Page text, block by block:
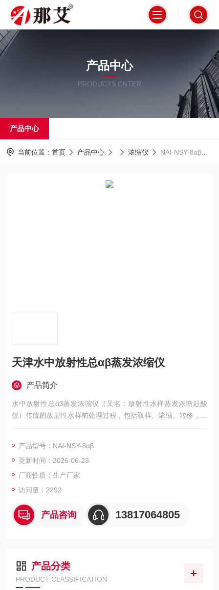
产品中心
PRODUCTS CNTER
产品中心
当前位置： 首页 产品中心 浓缩仪 NAI-NSY-8αβ天津水中放射性总αβ蒸发浓缩仪
天津水中放射性总αβ蒸发浓缩仪
产品简介
水中放射性总αβ蒸发浓缩仪（又名：放射性水样蒸发浓缩赶酸
仪）传统的放射性水样前处理过程，包括取样、浓缩、转移，洗
涤，灼烧，灰化，称重等一系列环节，浓缩加热时样品量不得超
整个水样前处理过程相当漫长和繁琐，天津水中放射性总αβ蒸发
浓缩仪给实验人员带来很多不便。天津水中放射性总αβ蒸发浓缩
仪
产品型号：NAI-NSY-8αβ
更新时间：2026-06-23
厂商性质：生产厂家
访问量：2292
产品咨询 13817064805
产品分类
PRODUCT CLASSIFICATION